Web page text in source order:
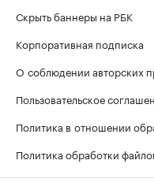
Скрыть баннеры на РБК
Корпоративная подписка
О соблюдении авторских
Пользовательское
Политика в отношении
Политика обработки